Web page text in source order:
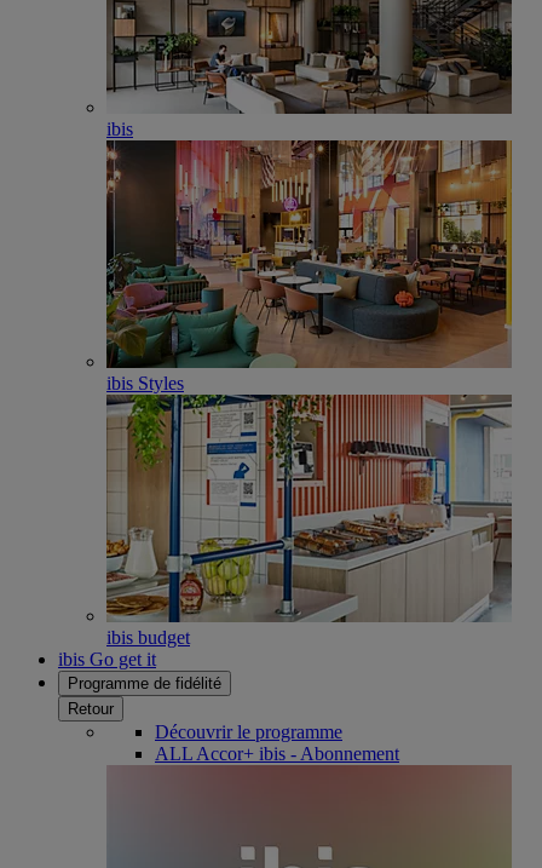
ibis
ibis Styles
ibis budget
ibis Go get it
Programme de fidélité
Retour
Découvrir le programme
ALL Accor+ ibis - Abonnement